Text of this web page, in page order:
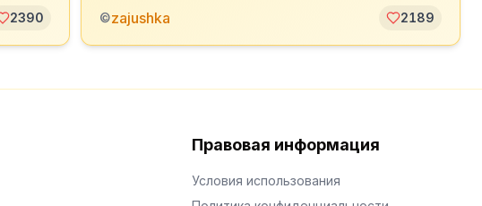
2390 ©zajushka 2189
Правовая информация
Условия использования